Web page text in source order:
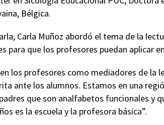
Bélgica.
Carla Muñoz abordó el tema de la
para que los profesores puedan aplicar
los profesores como mediadores de la
ante los alumnos. Estamos en una
que son analfabetos funcionales y
es la escuela y la profesora básica”.